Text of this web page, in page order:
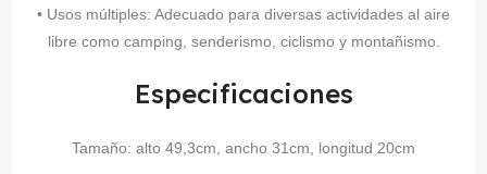
• Usos múltiples: Adecuado para diversas actividades al aire
libre como camping, senderismo, ciclismo y montañismo.
Especificaciones
Tamaño: alto 49,3cm, ancho 31cm, longitud 20cm